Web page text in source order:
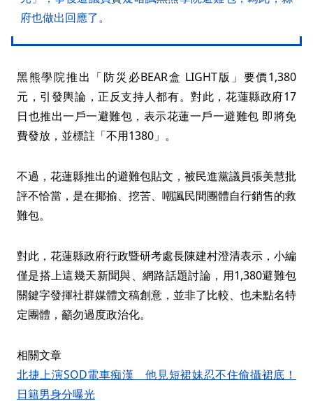
府也做出回應了。
黑熊學院推出「防災必BEAR盒 LIGHT版」要價1,380
元，引發輿論，正反支持人都有。對此，花蓮縣政府17
日也推出一戶一避難包，表示花蓮一戶一避難包 即將免
費發放，並標註「不用1380」。
不過，花蓮縣推出的避難包貼文，被民進黨議員張美慧批
評不恰當，是在揶揄、挖苦、嘲諷民間團體自行銷售的救
難包。
對此，花蓮縣政府行政暨研考處長陳建村澄清表示，小編
僅是搭上這幾天新聞與、網路話題討論，用1,380避難包
關鍵字發揮社群媒體文稿創意，並非了比較、也未點名特
定團體，籲勿過度政治化。
相關文章
北捷上演SOD電車痴漢 他見短裙妹忍不住偷攝裙底！
日籍男身分曝光